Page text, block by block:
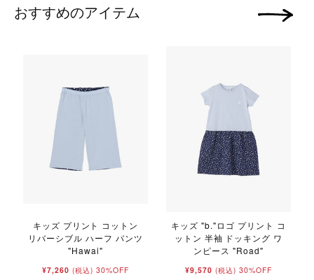
おすすめのアイテム
キッズ プリント コットン
リバーシブル ハーフ パンツ
"Hawai"
¥7,260 (税込) 30%OFF
キッズ "b."ロゴ プリント コ
ットン 半袖 ドッキング ワ
ンピース "Road"
¥9,570 (税込) 30%OFF
次の画像